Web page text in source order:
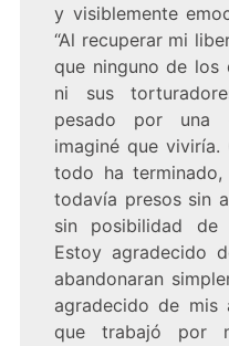
y visiblemente
“Al recuperar mi
que ninguno de los
ni sus
pesado por una
imaginé que
todo ha
todavía presos sin
sin posibilidad de
Estoy agradecido
abandonaran
agradecido de
que trabajó por